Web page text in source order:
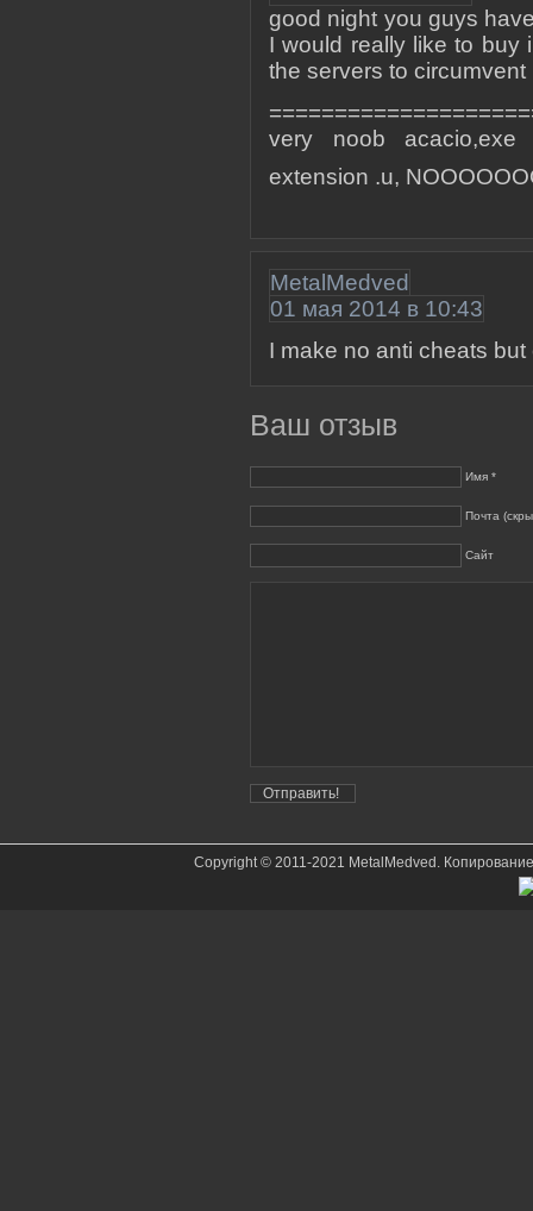
good night you guys
I would really like to buy
the servers to circumvent
very noob
extension .u,
MetalMedved
01 мая 2014 в 10:43
I make no anti cheats
Ваш отзыв
Имя *
Почта
Сайт
Copyright © 2011-2021 MetalMedved.